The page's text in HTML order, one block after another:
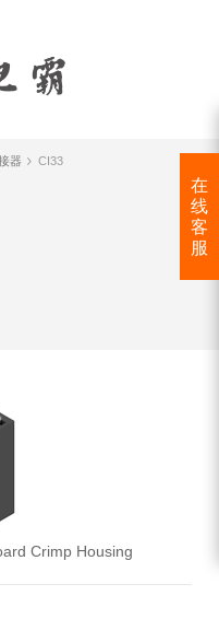
器 CI33
Crimp Housing
在
线
客
服